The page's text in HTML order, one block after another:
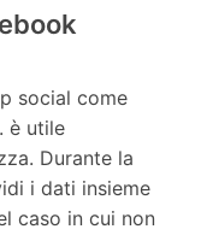
social come
è utile
Durante la
i dati insieme
caso in cui non